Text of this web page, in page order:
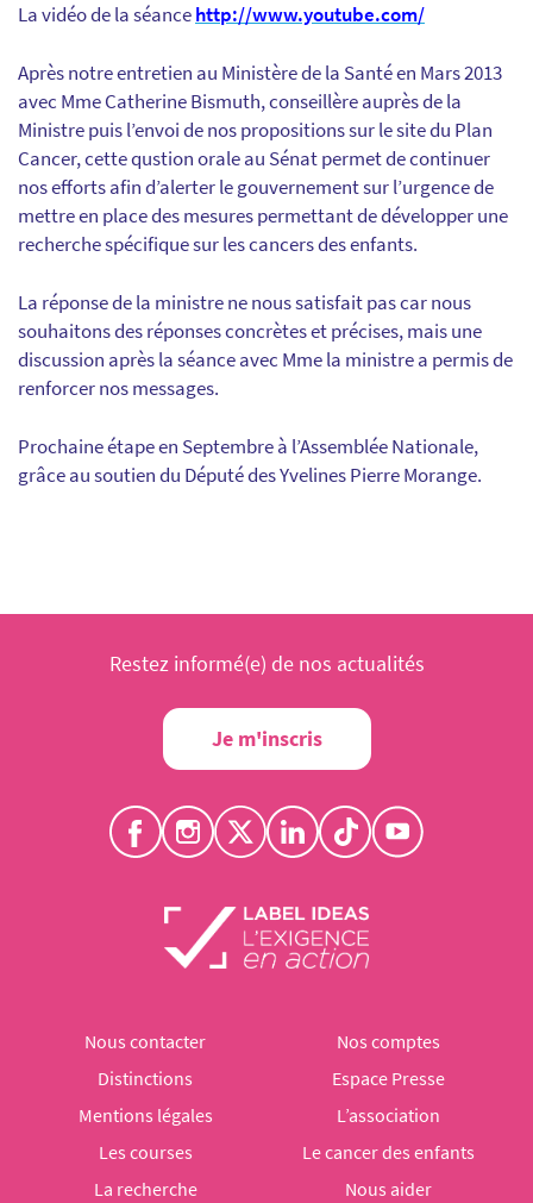
La vidéo de la séancehttp://www.youtube.com/
Après notre entretien au Ministère de la Santé en Mars 2013
avec Mme Catherine Bismuth, conseillère auprès de la
Ministre puis l’envoi de nos propositions sur le site du Plan
Cancer, cette qustion orale au Sénat permet de continuer
nos efforts afin d’alerter le gouvernement sur l’urgence de
mettre en place des mesures permettant de développer une
recherche spécifique sur les cancers des enfants.
La réponse de la ministre ne nous satisfait pas car nous
souhaitons des réponses concrètes et précises, mais une
discussion après la séance avec Mme la ministre a permis de
renforcer nos messages.
Prochaine étape en Septembre à l’Assemblée Nationale,
grâce au soutien du Député des Yvelines Pierre Morange.
Restez informé(e) de nos actualités
Je m'inscris
Nous contacter
Nos comptes
Distinctions
Espace Presse
Mentions légales
L’association
Les courses
Le cancer des enfants
La recherche
Nous aider